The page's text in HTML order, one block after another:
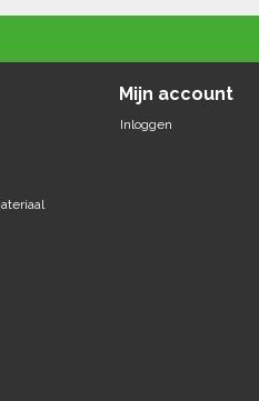
Mijn account
Inloggen